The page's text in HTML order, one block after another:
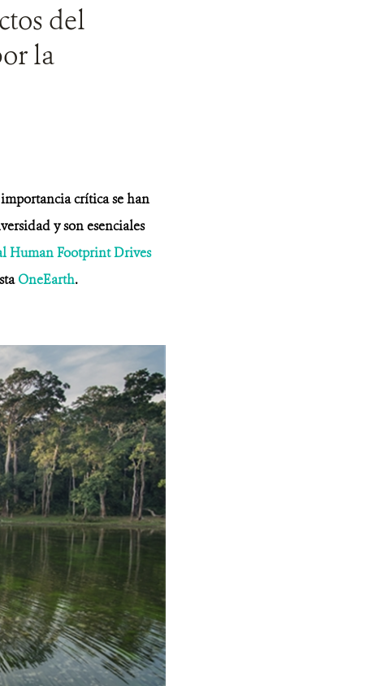
del
la
crítica se han
y son esenciales
Human Footprint Drives
OneEarth.